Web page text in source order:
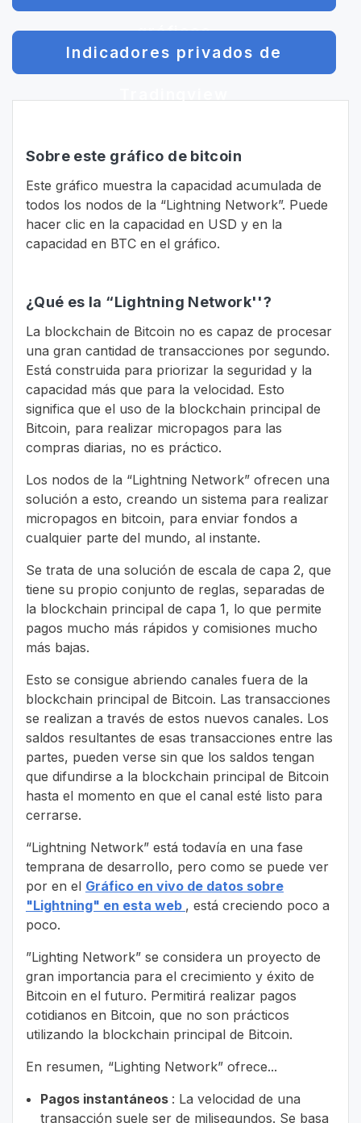
gráficos
Indicadores privados de
Sobre este gráfico de bitcoin
Este gráfico muestra la capacidad acumulada de
todos los nodos de la “Lightning Network”. Puede
hacer clic en la capacidad en USD y en la
capacidad en BTC en el gráfico.
¿Qué es la “Lightning Network''?
La blockchain de Bitcoin no es capaz de procesar
una gran cantidad de transacciones por segundo.
Está construida para priorizar la seguridad y la
capacidad más que para la velocidad. Esto
significa que el uso de la blockchain principal de
Bitcoin, para realizar micropagos para las
compras diarias, no es práctico.
Los nodos de la “Lightning Network” ofrecen una
solución a esto, creando un sistema para realizar
micropagos en bitcoin, para enviar fondos a
cualquier parte del mundo, al instante.
Se trata de una solución de escala de capa 2, que
tiene su propio conjunto de reglas, separadas de
la blockchain principal de capa 1, lo que permite
pagos mucho más rápidos y comisiones mucho
más bajas.
Esto se consigue abriendo canales fuera de la
blockchain principal de Bitcoin. Las transacciones
se realizan a través de estos nuevos canales. Los
saldos resultantes de esas transacciones entre las
partes, pueden verse sin que los saldos tengan
que difundirse a la blockchain principal de Bitcoin
hasta el momento en que el canal esté listo para
cerrarse.
“Lightning Network” está todavía en una fase
temprana de desarrollo, pero como se puede ver
por en el Gráfico en vivo de datos sobre
"Lightning" en esta web , está creciendo poco a
poco.
”Lighting Network” se considera un proyecto de
gran importancia para el crecimiento y éxito de
Bitcoin en el futuro. Permitirá realizar pagos
cotidianos en Bitcoin, que no son prácticos
utilizando la blockchain principal de Bitcoin.
En resumen, “Lighting Network” ofrece...
Pagos instantáneos : La velocidad de una
transacción suele ser de milisegundos. Se basa